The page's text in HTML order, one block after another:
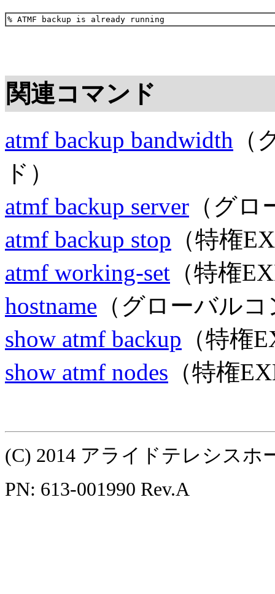
関連コマンド
atmf backup bandwidth
ド）
atmf backup server （グ
atmf backup stop （特権
atmf working-set （特権
hostname （グローバル
show atmf backup （特権
show atmf nodes （特権
(C) 2014 アライドテレシスホ
PN: 613-001990 Rev.A